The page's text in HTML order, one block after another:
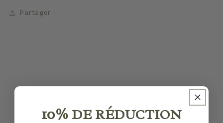
Partager
10% DE RÉDUCTION